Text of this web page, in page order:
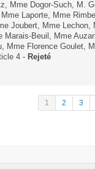
Mme Dogor-Such, M.
Laporte, Mme
Joubert, Mme
Marais-Beuil, Mme
Mme Florence Goulet,
4 - Rejeté
1 2 3